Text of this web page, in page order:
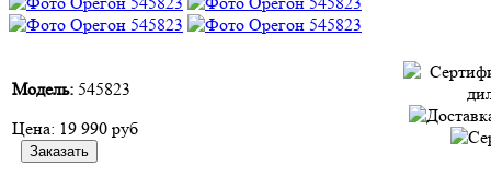
Модель: 545823
Цена: 19 990 руб